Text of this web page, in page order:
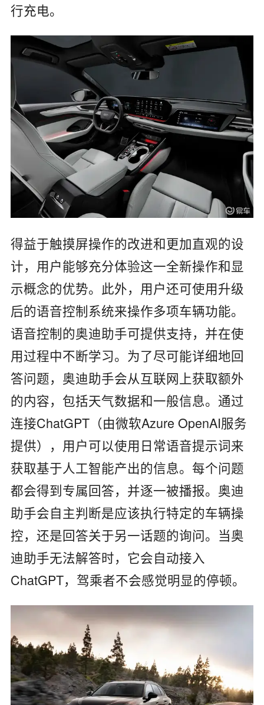
行充电。
得益于触摸屏操作的改进和更加直观的设
计，用户能够充分体验这一全新操作和显
示概念的优势。此外，用户还可使用升级
后的语音控制系统来操作多项车辆功能。
语音控制的奥迪助手可提供支持，并在使
用过程中不断学习。为了尽可能详细地回
答问题，奥迪助手会从互联网上获取额外
的内容，包括天气数据和一般信息。通过
连接ChatGPT（由微软Azure OpenAI服务
提供），用户可以使用日常语音提示词来
获取基于人工智能产出的信息。每个问题
都会得到专属回答，并逐一被播报。奥迪
助手会自主判断是应该执行特定的车辆操
控，还是回答关于另一话题的询问。当奥
迪助手无法解答时，它会自动接入
ChatGPT，驾乘者不会感觉明显的停顿。